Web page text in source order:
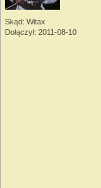
Skąd: Witax
Dołączył: 2011-08-10